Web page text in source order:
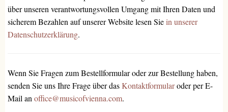
über unseren verantwortungsvollen Umgang mit Ihren Daten und
sicherem Bezahlen auf unserer Website lesen Siein unserer
Datenschutzerklärung.
Wenn Sie Fragen zum Bestellformular oder zur Bestellung haben,
senden Sie uns Ihre Frage über dasKontaktformularoder per E-
Mail an office@musicofvienna.com.